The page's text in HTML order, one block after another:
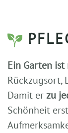
Ein Garten
Rückzugsort,
Damit erzu
Schönheit